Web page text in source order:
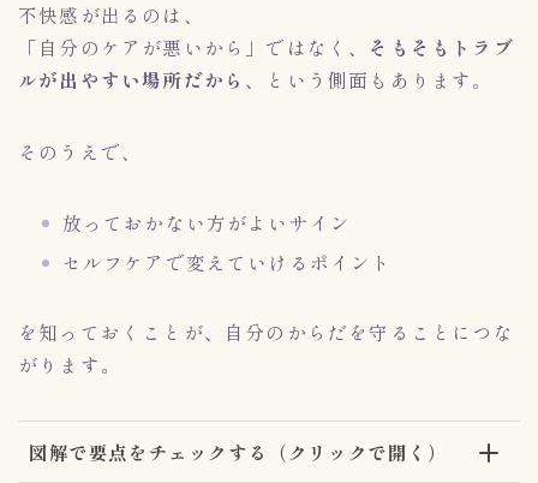
不快感が出るのは、
「自分のケアが悪いから」ではなく、 そもそもトラブ
ルが出やすい場所だから 、という側面もあります。
そのうえで、
放っておかない方がよいサイン
セルフケアで変えていけるポイント
を知っておくことが、自分のからだを守ることにつな
がります。
図解で要点をチェックする（クリックで開く）